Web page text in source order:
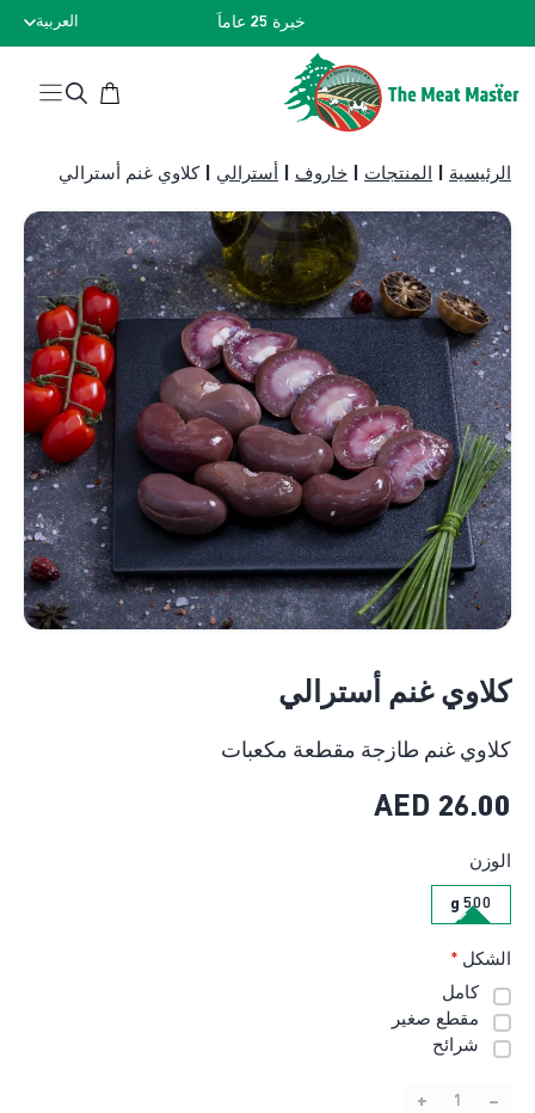
خبرة 25 عاماً العربية
الرئيسية المنتجات خاروف أسترالي كلاوي غنم أسترالي
كلاوي غنم أسترالي
كلاوي غنم طازجة مقطعة مكعبات
26.00
AED
الوزن
500 g
الشكل *
كامل
مقطع صغير
شرائح
–
+